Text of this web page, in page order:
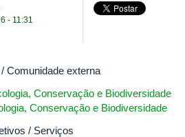
- 11:31
Comunidade externa
Conservação e Biodiversidade
Conservação e Biodiversidade
/ Serviços